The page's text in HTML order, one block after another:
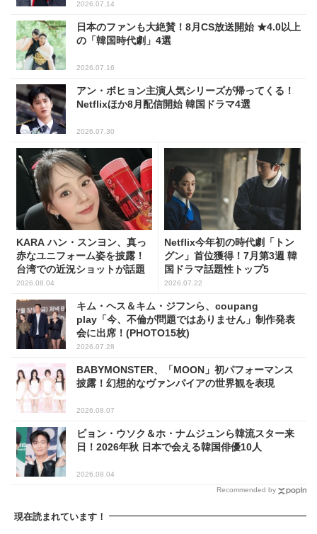
2026.07.14
日本のファンも大絶賛！8月CS放送開始 ★4.0以上
の「韓国時代劇」4選
2026.07.16
アン・ボヒョン主演人気シリーズが帰ってくる！
Netflixほか8月配信開始 韓国ドラマ4選
2026.07.30
KARA ハン・スンヨン、真っ
赤なユニフォーム姿を披露！
台湾での近況ショットが話題
2026.08.04
Netflix今年初の時代劇「トン
グン」首位獲得！7月第3週 韓
国ドラマ話題性トップ5
2026.07.22
キム・ヘス＆キム・ジフンら、coupang
play「今、不倫が問題ではありません」制作発表
会に出席！(PHOTO15枚)
2026.07.28
BABYMONSTER、「MOON」初パフォーマンス
披露！幻想的なヴァンパイアの世界観を表現
2026.08.07
ビョン・ウソク＆ホ・ナムジュンら韓流スター来
日！2026年秋 日本で会える韓国俳優10人
2026.08.04
Recommended by
現在読まれています！